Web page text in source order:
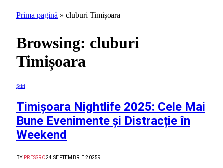
Prima pagină » cluburi Timișoara
Browsing: cluburi
Timișoara
Știri
Timișoara Nightlife 2025: Cele Mai
Bune Evenimente și Distracție în
Weekend
BY PRESSRO24 SEPTEMBRIE 20259